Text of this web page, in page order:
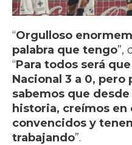
“Orgulloso
palabra que tengo”,
“Para todos será
Nacional 3 a 0, pero
sabemos que
historia, creímos en
convencidos y
trabajando”.